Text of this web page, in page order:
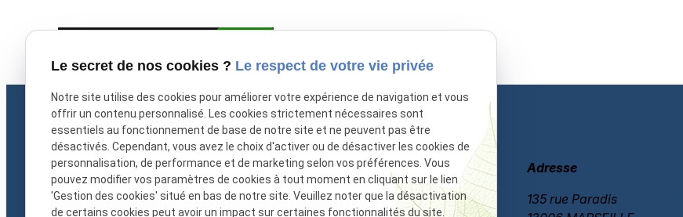
Téléphone
06 60 87 60 97
Adresse
135 rue Paradis
Le secret de nos cookies ? Le respect de votre vie privée
Notre site utilise des cookies pour améliorer votre expérience de navigation et vous
offrir un contenu personnalisé. Les cookies strictement nécessaires sont
essentiels au fonctionnement de base de notre site et ne peuvent pas être
désactivés. Cependant, vous avez le choix d'activer ou de désactiver les cookies de
personnalisation, de performance et de marketing selon vos préférences. Vous
pouvez modifier vos paramètres de cookies à tout moment en cliquant sur le lien
'Gestion des cookies' situé en bas de notre site. Veuillez noter que la désactivation
de certains cookies peut avoir un impact sur certaines fonctionnalités du site.